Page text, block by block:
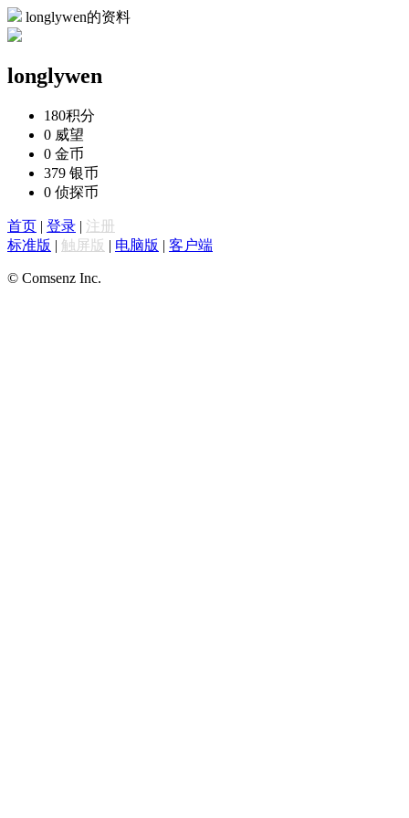
longlywen的资料
longlywen
180积分
0 威望
0 金币
379 银币
0 侦探币
首页 | 登录 | 注册
标准版 | 触屏版 | 电脑版 | 客户端
© Comsenz Inc.